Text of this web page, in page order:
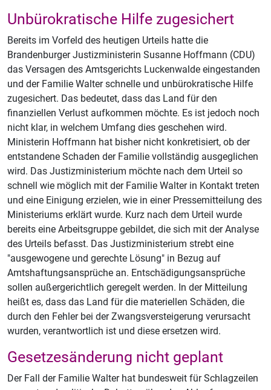
Unbürokratische Hilfe zugesichert
Bereits im Vorfeld des heutigen Urteils hatte die
Brandenburger Justizministerin Susanne Hoffmann (CDU)
das Versagen des Amtsgerichts Luckenwalde eingestanden
und der Familie Walter schnelle und unbürokratische Hilfe
zugesichert. Das bedeutet, dass das Land für den
finanziellen Verlust aufkommen möchte. Es ist jedoch noch
nicht klar, in welchem Umfang dies geschehen wird.
Ministerin Hoffmann hat bisher nicht konkretisiert, ob der
entstandene Schaden der Familie vollständig ausgeglichen
wird. Das Justizministerium möchte nach dem Urteil so
schnell wie möglich mit der Familie Walter in Kontakt treten
und eine Einigung erzielen, wie in einer Pressemitteilung des
Ministeriums erklärt wurde. Kurz nach dem Urteil wurde
bereits eine Arbeitsgruppe gebildet, die sich mit der Analyse
des Urteils befasst. Das Justizministerium strebt eine
"ausgewogene und gerechte Lösung" in Bezug auf
Amtshaftungsansprüche an. Entschädigungsansprüche
sollen außergerichtlich geregelt werden. In der Mitteilung
heißt es, dass das Land für die materiellen Schäden, die
durch den Fehler bei der Zwangsversteigerung verursacht
wurden, verantwortlich ist und diese ersetzen wird.
Gesetzesänderung nicht geplant
Der Fall der Familie Walter hat bundesweit für Schlagzeilen